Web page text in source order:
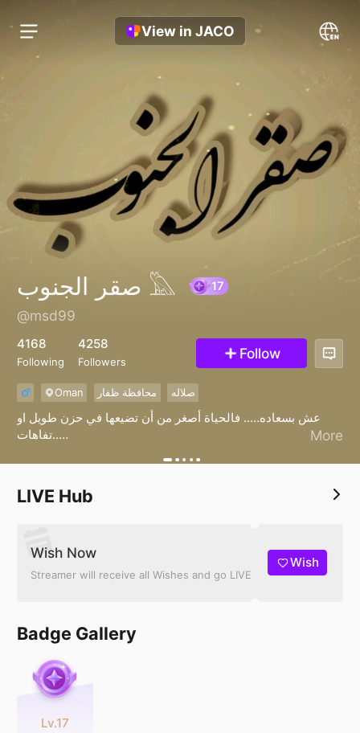
View in JACO
صقر الجنوب 𓅓
@msd99
4168
Following
4258
Followers Follow
Oman محافظة ظفار صلاله
عش بسعاده….. فالحياة أصغر من أن تضيعها في حزن طويل او
تفاهات..
ظفار🇴🇲
More
LIVE Hub
Wish Now
Streamer will receive all Wishes and go LIVE
Wish
Badge Gallery
Lv.17